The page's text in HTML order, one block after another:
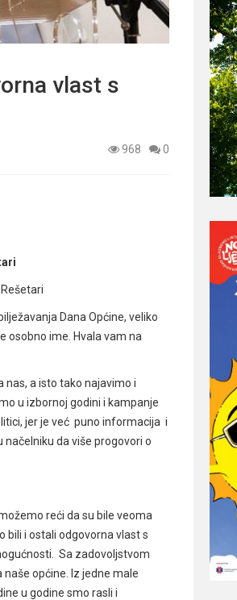
vlast s
968 0
Dana Općine, veliko
osobno ime. Hvala vam na
nas, a isto tako najavimo i
u izbornoj godini i kampanje
jer je već puno informacija i
da više progovori o
reći da su bile veoma
bili i ostali odgovorna vlast s
Sa zadovoljstvom
općine. Iz jedne male
u godine smo rasli i